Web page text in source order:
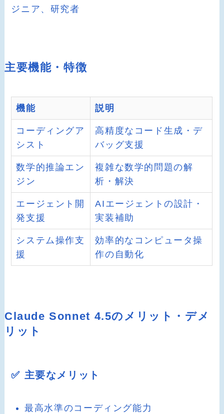
ジニア、研究者
主要機能・特徴
機能 説明
コーディングア
シスト
高精度なコード生成・デ
バッグ支援
数学的推論エン
ジン
複雑な数学的問題の解
析・解決
エージェント開
発支援
AIエージェントの設計・
実装補助
システム操作支
援
効率的なコンピュータ操
作の自動化
Claude Sonnet 4.5のメリット・デメ
リット
✅ 主要なメリット
最高水準のコーディング能力